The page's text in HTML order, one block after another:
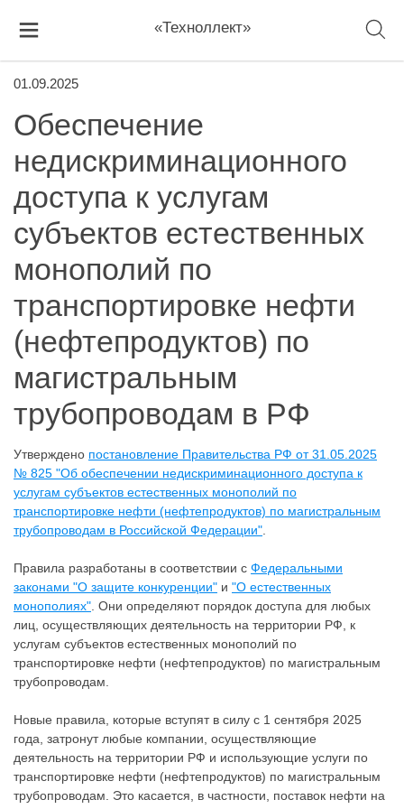
«Техноллект»
01.09.2025
Обеспечение
недискриминационного
доступа к услугам
субъектов естественных
монополий по
транспортировке нефти
(нефтепродуктов) по
магистральным
трубопроводам в РФ
Утверждено постановление Правительства РФ от 31.05.2025
№ 825 "Об обеспечении недискриминационного доступа к
услугам субъектов естественных монополий по
транспортировке нефти (нефтепродуктов) по магистральным
трубопроводам в Российской Федерации"
Правила разработаны в соответствии с Федеральными
законами "О защите конкуренции" и "О естественных
монополиях" . Они определяют порядок доступа для любых
лиц, осуществляющих деятельность на территории РФ, к
услугам субъектов естественных монополий по
транспортировке нефти (нефтепродуктов) по магистральным
трубопроводам.
Новые правила, которые вступят в силу с 1 сентября 2025
года, затронут любые компании, осуществляющие
деятельность на территории РФ и использующие услуги по
транспортировке нефти (нефтепродуктов) по магистральным
трубопроводам. Это касается, в частности, поставок нефти на